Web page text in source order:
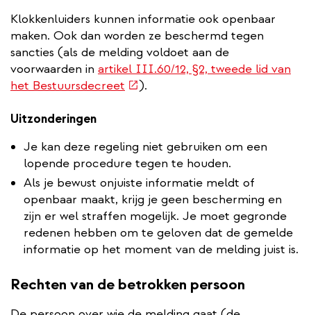
Klokkenluiders kunnen informatie ook openbaar
maken. Ook dan worden ze beschermd tegen
sancties (als de melding voldoet aan de
voorwaarden in artikel III.60/12, §2, tweede lid van
het Bestuursdecreet (externe
).
Uitzonderingen
Je kan deze regeling niet gebruiken om een
lopende procedure tegen te houden.
Als je bewust onjuiste informatie meldt of
openbaar maakt, krijg je geen bescherming en
zijn er wel straffen mogelijk. Je moet gegronde
redenen hebben om te geloven dat de gemelde
informatie op het moment van de melding juist is.
Rechten van de betrokken persoon